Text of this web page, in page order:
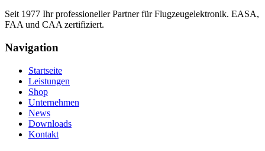
Seit 1977 Ihr professioneller Partner für Flugzeugelektronik. EASA,
FAA und CAA zertifiziert.
Navigation
Startseite
Leistungen
Shop
Unternehmen
News
Downloads
Kontakt